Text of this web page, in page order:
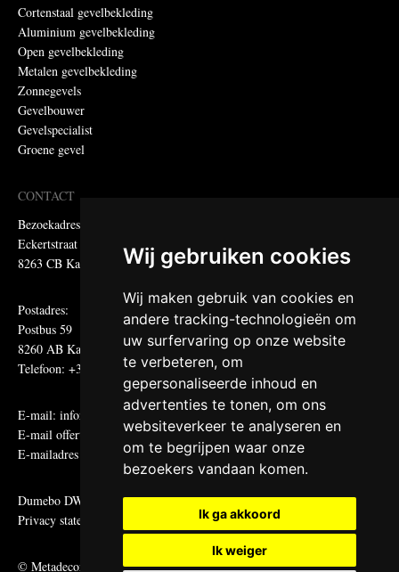
Wij gebruiken cookies
Wij maken gebruik van cookies en
andere tracking-technologieën om
uw surfervaring op onze website
te verbeteren, om
gepersonaliseerde inhoud en
advertenties te tonen, om ons
websiteverkeer te analyseren en
om te begrijpen waar onze
bezoekers vandaan komen.
Ik ga akkoord
Ik weiger
Cortenstaal gevelbekleding
Aluminium gevelbekleding
Open gevelbekleding
Metalen gevelbekleding
Zonnegevels
Gevelbouwer
Gevelspecialist
Groene gevel
CONTACT
Bezoekadres:
Eckertstraat 75
8263 CB Kampen
Postadres:
Postbus 59
8260 AB Kampen
Telefoon: +31 (0)38 331 81 81
E-mail: informatie@metadecor.nl
E-mail offertes:
calculatie@metadecor.nl
E-mailadres administratie:facturen@metadecor.nl
Dumebo DWS voorwaarden
Privacy statement
© Metadecor